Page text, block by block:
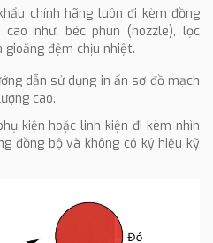
chính hãng luôn đi kèm đồng
như: béc phun (nozzle), lọc
đệm chịu nhiệt.
dẫn sử dụng in ấn sơ đồ mạch
cao.
kiện hoặc linh kiện đi kèm nhìn
đồng bộ và không có ký hiệu kỹ